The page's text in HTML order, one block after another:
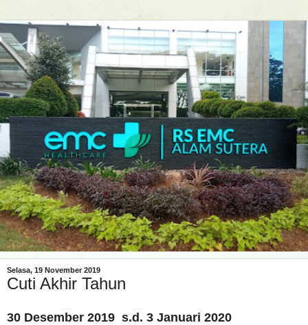
Selasa, 19 November 2019
Cuti Akhir Tahun
30 Desember 2019 s.d. 3 Januari 2020